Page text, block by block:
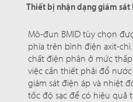
Thiết bị nhận dạng giám
Mô-đun BMID tùy chọn
phía trên bình điện axit-
chất điện phân ở mức
việc cần thiết phải đổ
giám sát điện áp và nhiệt
tốc độ sạc để có hiệu quả